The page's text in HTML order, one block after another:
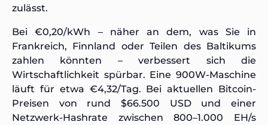
zulässt.
Bei €0,20/kWh – näher an dem, was Sie in
Frankreich, Finnland oder Teilen des Baltikums
zahlen könnten – verbessert sich die
Wirtschaftlichkeit spürbar. Eine 900W-Maschine
läuft für etwa €4,32/Tag. Bei aktuellen Bitcoin-
Preisen von rund $66.500 USD und einer
Netzwerk-Hashrate zwischen 800–1.000 EH/s